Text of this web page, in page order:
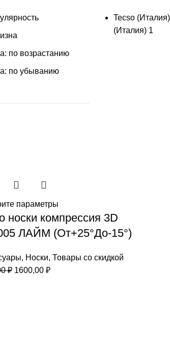
по возрастанию
по убыванию
Tecso (Италия)
(Италия) 1
параметры
носки компрессия 3D
ЛАЙМ (От+25°До-15°)
, Носки, Товары со скидкой
₽ Первоначальная
1600,00 ₽Текущая